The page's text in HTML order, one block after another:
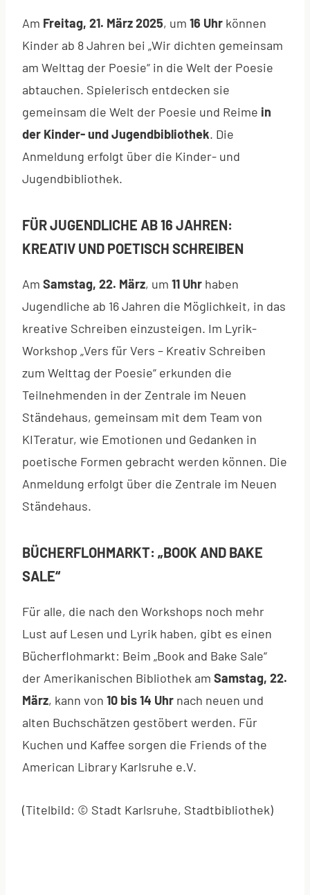
Am Freitag, 21. März 2025, um 16 Uhr können
Kinder ab 8 Jahren bei „Wir dichten gemeinsam
am Welttag der Poesie“ in die Welt der Poesie
abtauchen. Spielerisch entdecken sie
gemeinsam die Welt der Poesie und Reime in
der Kinder- und Jugendbibliothek. Die
Anmeldung erfolgt über die Kinder- und
Jugendbibliothek.
FÜR JUGENDLICHE AB 16 JAHREN:
KREATIV UND POETISCH SCHREIBEN
Am Samstag, 22. März, um 11 Uhr haben
Jugendliche ab 16 Jahren die Möglichkeit, in das
kreative Schreiben einzusteigen. Im Lyrik-
Workshop „Vers für Vers – Kreativ Schreiben
zum Welttag der Poesie“ erkunden die
Teilnehmenden in der Zentrale im Neuen
Ständehaus, gemeinsam mit dem Team von
KITeratur, wie Emotionen und Gedanken in
poetische Formen gebracht werden können. Die
Anmeldung erfolgt über die Zentrale im Neuen
Ständehaus.
BÜCHERFLOHMARKT: „BOOK AND BAKE
SALE“
Für alle, die nach den Workshops noch mehr
Lust auf Lesen und Lyrik haben, gibt es einen
Bücherflohmarkt: Beim „Book and Bake Sale“
der Amerikanischen Bibliothek am Samstag, 22.
März, kann von 10 bis 14 Uhr nach neuen und
alten Buchschätzen gestöbert werden. Für
Kuchen und Kaffee sorgen die Friends of the
American Library Karlsruhe e.V.
(Titelbild: © Stadt Karlsruhe, Stadtbibliothek)